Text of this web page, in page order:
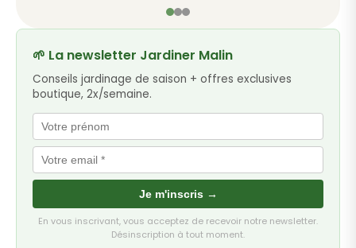
🌱 La newsletter Jardiner Malin
Conseils jardinage de saison + offres exclusives
boutique, 2x/semaine.
Je m'inscris →
En vous inscrivant, vous acceptez de recevoir notre newsletter.
Désinscription à tout moment.